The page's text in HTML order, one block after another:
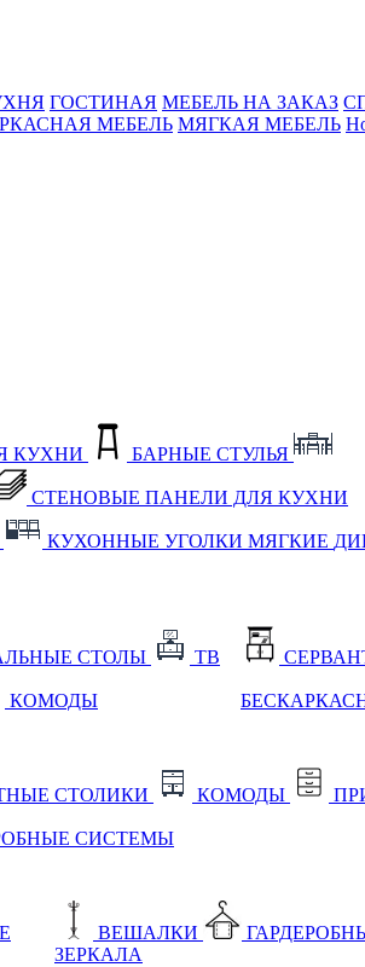
ГОСТИНАЯ МЕБЕЛЬ НА ЗАКАЗ
МЕБЕЛЬ МЯГКАЯ МЕБЕЛЬ
КУХНИ БАРНЫЕ СТУЛЬЯ
СТЕНОВЫЕ ПАНЕЛИ ДЛЯ КУХНИ
КУХОННЫЕ УГОЛКИ МЯГКИЕ
СТОЛЫ ТВ
КОМОДЫ
СТОЛИКИ КОМОДЫ
СИСТЕМЫ
ВЕШАЛКИ
ЗЕРКАЛА